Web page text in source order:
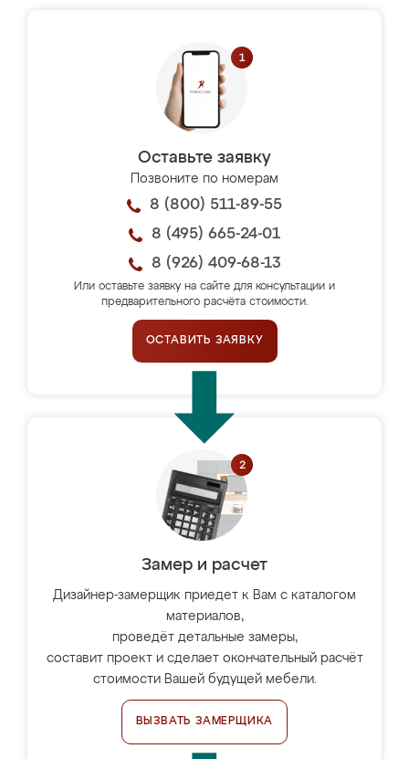
Оставьте заявку
Позвоните по номерам
8 (800) 511-89-55
8 (495) 665-24-01
8 (926) 409-68-13
Или оставьте заявку на сайте для консультации и
предварительного расчёта стоимости.
ОСТАВИТЬ ЗАЯВКУ
Замер и расчет
Дизайнер-замерщик приедет к Вам с каталогом
материалов,
проведёт детальные замеры,
составит проект и сделает окончательный расчёт
стоимости Вашей будущей мебели.
ВЫЗВАТЬ ЗАМЕРЩИКА